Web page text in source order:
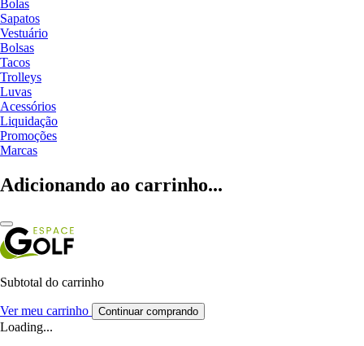
Bolas
Sapatos
Vestuário
Bolsas
Tacos
Trolleys
Luvas
Acessórios
Liquidação
Promoções
Marcas
Adicionando ao carrinho...
Subtotal do carrinho
Ver meu carrinho Continuar comprando
Loading...